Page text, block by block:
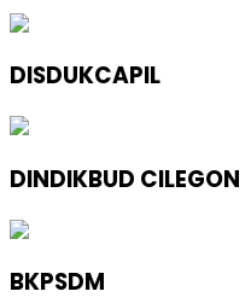
DISDUKCAPIL
DINDIKBUD CILEGON
BKPSDM